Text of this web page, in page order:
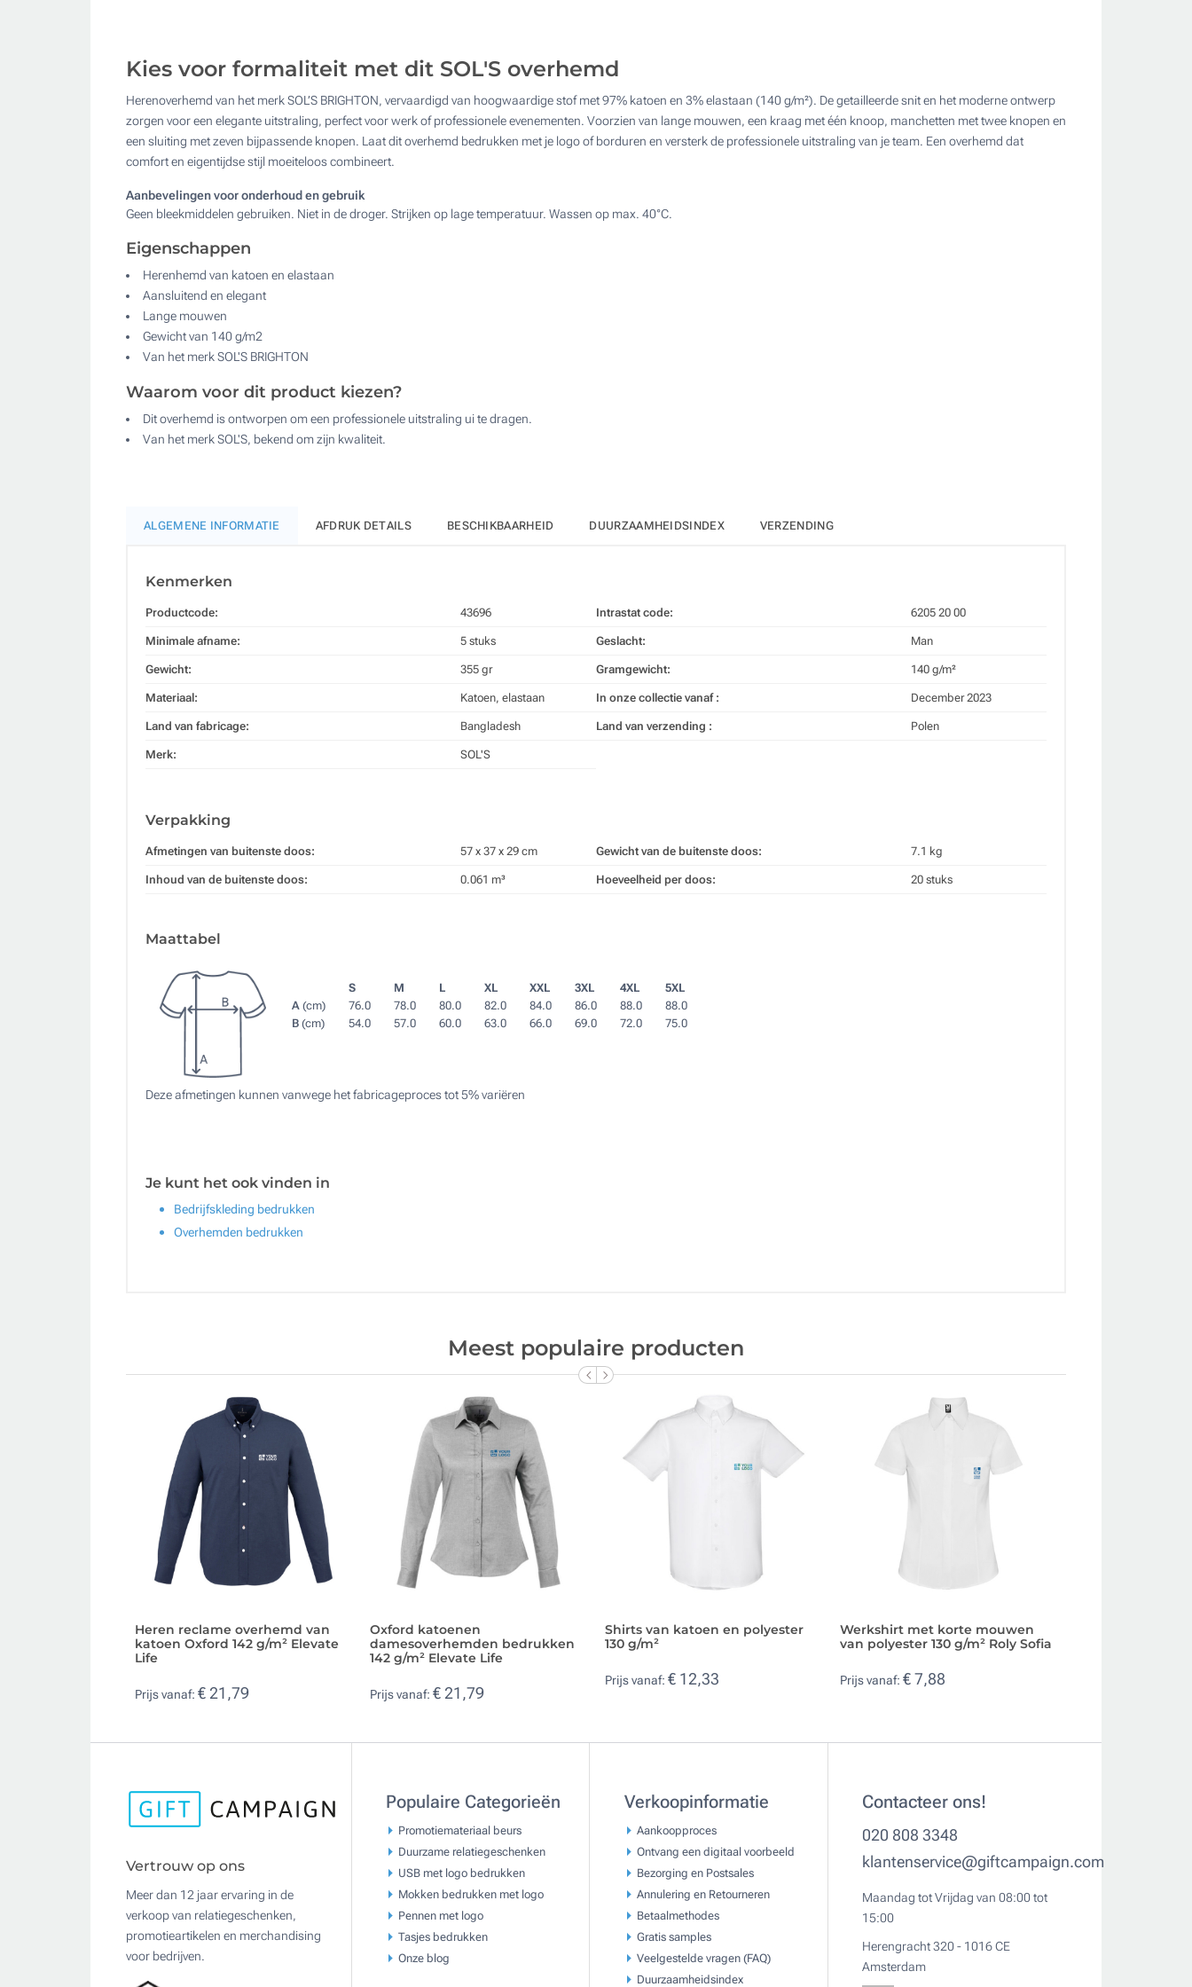
Borduren (Op de borst)
Kies voor formaliteit met dit SOL'S overhemd
Herenoverhemd van het merk SOL’S BRIGHTON, vervaardigd van hoogwaardige stof met 97% katoen en 3% elastaan (140 g/m²). De getailleerde snit en het moderne ontwerp
zorgen voor een elegante uitstraling, perfect voor werk of professionele evenementen. Voorzien van lange mouwen, een kraag met één knoop, manchetten met twee knopen en
een sluiting met zeven bijpassende knopen. Laat dit overhemd bedrukken met je logo of borduren en versterk de professionele uitstraling van je team. Een overhemd dat
comfort en eigentijdse stijl moeiteloos combineert.
Aanbevelingen voor onderhoud en gebruik
Geen bleekmiddelen gebruiken. Niet in de droger. Strijken op lage temperatuur. Wassen op max. 40°C.
Eigenschappen
Herenhemd van katoen en elastaan
Aansluitend en elegant
Lange mouwen
Gewicht van 140 g/m2
Van het merk SOL'S BRIGHTON
Waarom voor dit product kiezen?
Dit overhemd is ontworpen om een professionele uitstraling ui te dragen.
Van het merk SOL'S, bekend om zijn kwaliteit.
ALGEMENE INFORMATIE AFDRUK DETAILS BESCHIKBAARHEID DUURZAAMHEIDSINDEX VERZENDING
Kenmerken
Productcode: 43696
Minimale afname: 5 stuks
Gewicht: 355 gr
Materiaal: Katoen, elastaan
Land van fabricage: Bangladesh
Merk: SOL'S
Intrastat code: 6205 20 00
Geslacht: Man
Gramgewicht: 140 g/m²
In onze collectie vanaf : December 2023
Land van verzending : Polen
Verpakking
Afmetingen van buitenste doos: 57 x 37 x 29 cm
Inhoud van de buitenste doos: 0.061 m³
Gewicht van de buitenste doos: 7.1 kg
Hoeveelheid per doos: 20 stuks
Maattabel
S M L XL XXL 3XL 4XL
5XL
A (cm) 76.0 78.0 80.0 82.0 84.0 86.0 88.0
88.0
B (cm) 54.0 57.0 60.0 63.0 66.0 69.0 72.0 75.0
Deze afmetingen kunnen vanwege het fabricageproces tot 5% variëren
Je kunt het ook vinden in
Bedrijfskleding bedrukken
Overhemden bedrukken
Meest populaire producten
Heren reclame overhemd van
katoen Oxford 142 g/m² Elevate
Life
Prijs vanaf: € 21,79
Oxford katoenen
damesoverhemden bedrukken
142 g/m² Elevate Life
Prijs vanaf: € 21,79
Shirts van katoen en polyester
130 g/m²
Prijs vanaf: € 12,33
Werkshirt met korte mouwen
van polyester 130 g/m² Roly Sofia
Prijs vanaf: € 7,88
Vertrouw op ons
Meer dan 12 jaar ervaring in de
verkoop van relatiegeschenken,
promotieartikelen en merchandising
voor bedrijven.
Populaire Categorieën
Promotiemateriaal beurs
Duurzame relatiegeschenken
USB met logo bedrukken
Mokken bedrukken met logo
Pennen met logo
Tasjes bedrukken
Onze blog
Verkoopinformatie
Aankoopproces
Ontvang een digitaal voorbeeld
Bezorging en Postsales
Annulering en Retourneren
Betaalmethodes
Gratis samples
Veelgestelde vragen (FAQ)
Duurzaamheidsindex
Contacteer ons!
020 808 3348
klantenservice@giftcampaign.com
Maandag tot Vrijdag van 08:00 tot
15:00
Herengracht 320 - 1016 CE
Amsterdam